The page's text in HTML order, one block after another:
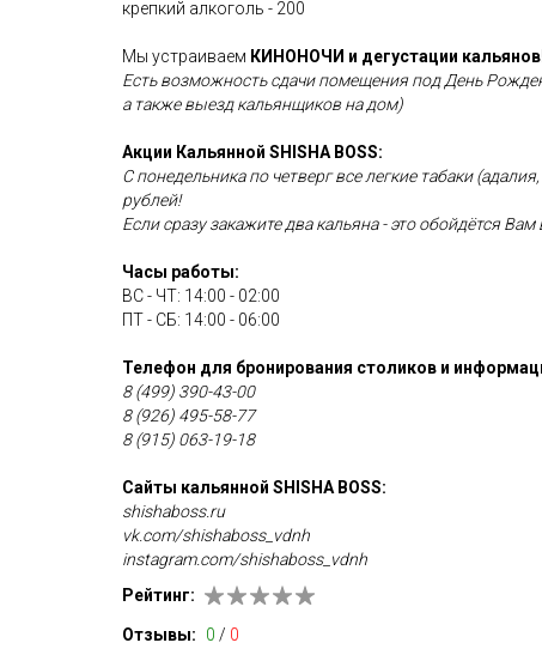
крепкий алкоголь - 200
Мы устраиваем КИНОНОЧИ и дегустации
Есть возможность сдачи помещения под День
а также выезд кальянщиков на дом)
Акции Кальянной SHISHA BOSS:
С понедельника по четверг все легкие табаки
рублей!
Если сразу закажите два кальяна - это обойдётся
Часы работы:
ВС - ЧТ: 14:00 - 02:00
ПТ - СБ: 14:00 - 06:00
Телефон для бронирования столиков и
8 (499) 390-43-00
8 (926) 495-58-77
8 (915) 063-19-18
Сайты кальянной SHISHA BOSS:
shishaboss.ru
vk.com/shishaboss_vdnh
instagram.com/shishaboss_vdnh
Рейтинг:
Отзывы: 0 / 0